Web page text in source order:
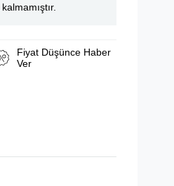
Fiyat Düşünce Haber
Ver